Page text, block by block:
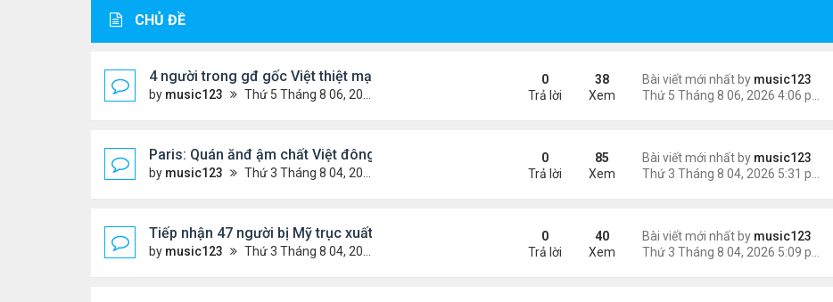
CHỦ ĐỀ
4 người trong gđ gốc Việt thiệt mạng vì tai nạn xe hơi
by music123 Thứ 5 Tháng 8 06, 2026 4:06 pm
Bài viết mới nhất by music123
0
Trả lời
38
Xem
Paris: Quán ănđ ậm chất Việt đông kín khách chờ
by music123 Thứ 3 Tháng 8 04, 2026 5:31 pm
Bài viết mới nhất by music123
0
Trả lời
85
Xem
Tiếp nhận 47 người bị Mỹ trục xuất, Công an khuyến cáo
by music123 Thứ 3 Tháng 8 04, 2026 5:09 pm
Bài viết mới nhất by music123
0
Trả lời
40
Xem